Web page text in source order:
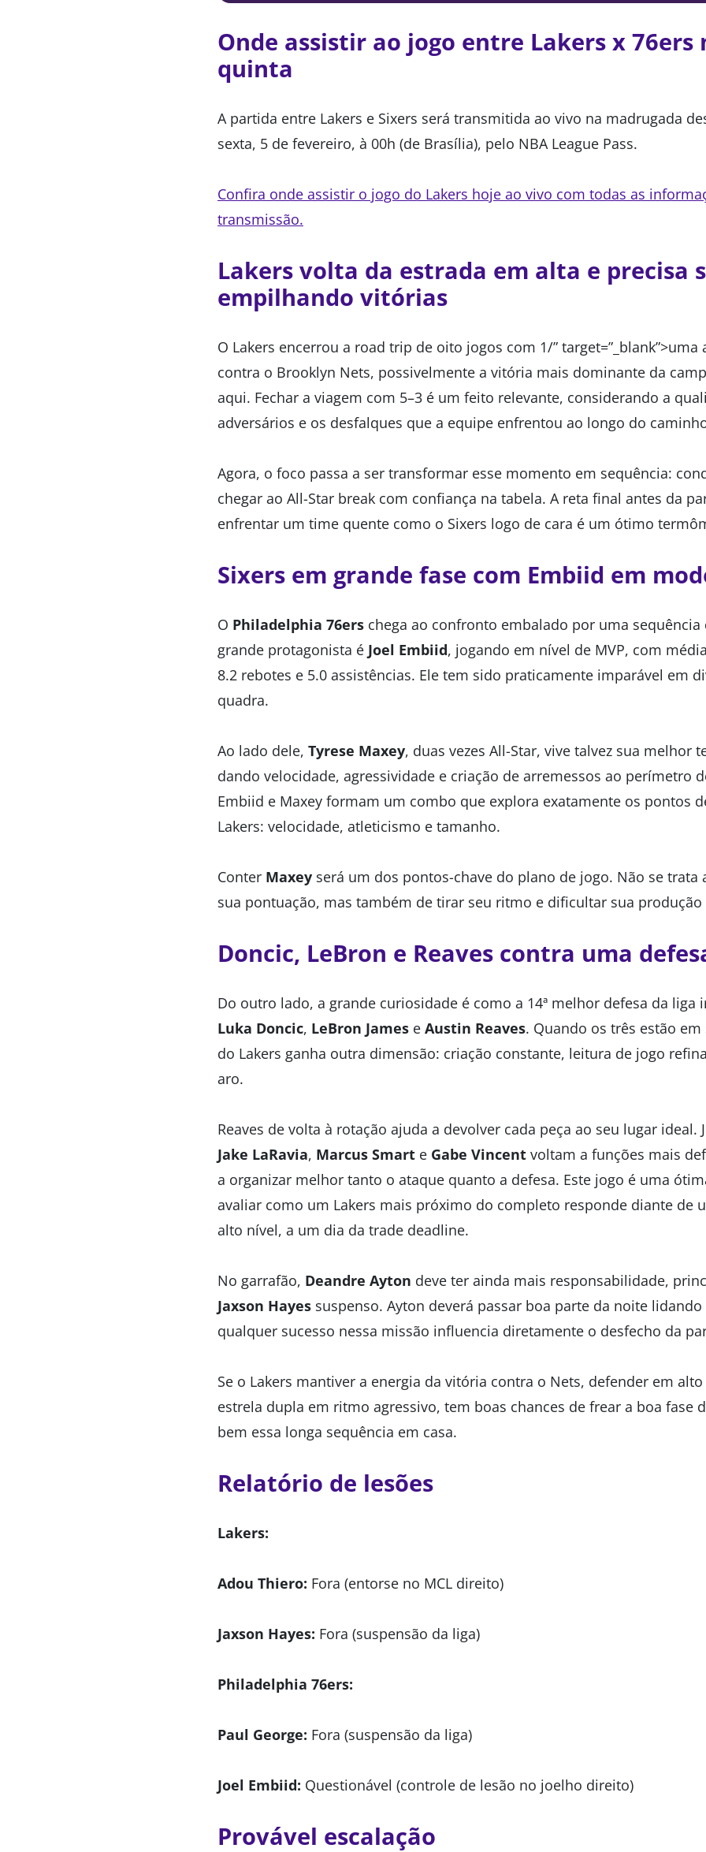
Onde assistir ao jogo entre Lakers x 76ers
quinta
A partida entre Lakers e Sixers será transmitida ao vivo na madrugada
sexta, 5 de fevereiro, à 00h (de Brasília), pelo NBA League Pass.
Confira onde assistir o jogo do Lakers hoje ao vivo com todas as
transmissão.
Lakers volta da estrada em alta e precisa
empilhando vitórias
O Lakers encerrou a road trip de oito jogos com 1/” target=”_blank”>uma
contra o Brooklyn Nets, possivelmente a vitória mais dominante da
aqui. Fechar a viagem com 5–3 é um feito relevante, considerando a
adversários e os desfalques que a equipe enfrentou ao longo do
Agora, o foco passa a ser transformar esse momento em sequência:
chegar ao All-Star break com confiança na tabela. A reta final antes da
enfrentar um time quente como o Sixers logo de cara é um ótimo
Sixers em grande fase com Embiid em
O Philadelphia 76ers chega ao confronto embalado por uma sequência
grande protagonista é Joel Embiid, jogando em nível de MVP, com
8.2 rebotes e 5.0 assistências. Ele tem sido praticamente imparável em
quadra.
Ao lado dele, Tyrese Maxey, duas vezes All-Star, vive talvez sua melhor
dando velocidade, agressividade e criação de arremessos ao perímetro
Embiid e Maxey formam um combo que explora exatamente os pontos
Lakers: velocidade, atleticismo e tamanho.
Conter Maxey será um dos pontos-chave do plano de jogo. Não se trata
sua pontuação, mas também de tirar seu ritmo e dificultar sua
Doncic, LeBron e Reaves contra uma
Do outro lado, a grande curiosidade é como a 14ª melhor defesa da liga
Luka Doncic, LeBron James e Austin Reaves. Quando os três estão
do Lakers ganha outra dimensão: criação constante, leitura de jogo
aro.
Reaves de volta à rotação ajuda a devolver cada peça ao seu lugar ideal.
Jake LaRavia, Marcus Smart e Gabe Vincent voltam a funções mais
a organizar melhor tanto o ataque quanto a defesa. Este jogo é uma
avaliar como um Lakers mais próximo do completo responde diante de
alto nível, a um dia da trade deadline.
No garrafão, Deandre Ayton deve ter ainda mais responsabilidade,
Jaxson Hayes suspenso. Ayton deverá passar boa parte da noite
qualquer sucesso nessa missão influencia diretamente o desfecho da
Se o Lakers mantiver a energia da vitória contra o Nets, defender em
estrela dupla em ritmo agressivo, tem boas chances de frear a boa fase
bem essa longa sequência em casa.
Relatório de lesões
Lakers:
Adou Thiero: Fora (entorse no MCL direito)
Jaxson Hayes: Fora (suspensão da liga)
Philadelphia 76ers:
Paul George: Fora (suspensão da liga)
Joel Embiid: Questionável (controle de lesão no joelho direito)
Provável escalação